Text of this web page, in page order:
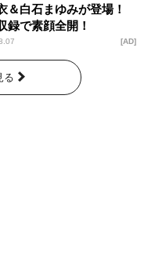
＆白石まゆみが登場！
録で素顔全開！
AD
る